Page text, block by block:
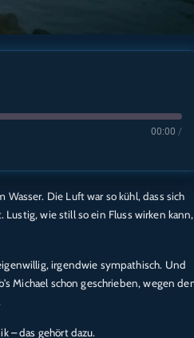
00:00 /
Apple Podcasts
Die Luft war so kühl, dass sich
Lustig, wie still so ein Fluss wirken kann,
irgendwie sympathisch. Und
Michael schon geschrieben, wegen
– das gehört dazu.